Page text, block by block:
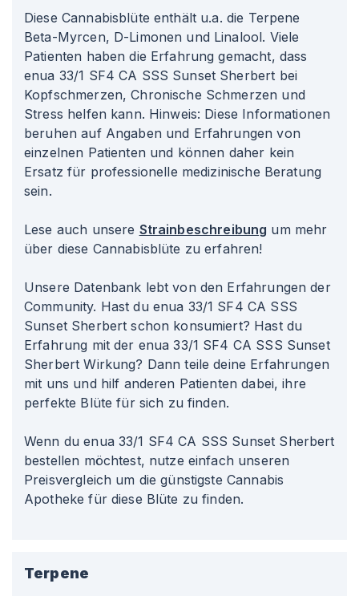
Diese Cannabisblüte enthält u.a. die Terpene
Beta-Myrcen, D-Limonen und Linalool. Viele
Patienten haben die Erfahrung gemacht, dass
enua 33/1 SF4 CA SSS Sunset Sherbert bei
Kopfschmerzen, Chronische Schmerzen und
Stress helfen kann. Hinweis: Diese Informationen
beruhen auf Angaben und Erfahrungen von
einzelnen Patienten und können daher kein
Ersatz für professionelle medizinische Beratung
sein.
Lese auch unsere Strainbeschreibung um mehr
über diese Cannabisblüte zu erfahren!
Unsere Datenbank lebt von den Erfahrungen der
Community. Hast du enua 33/1 SF4 CA SSS
Sunset Sherbert schon konsumiert? Hast du
Erfahrung mit der enua 33/1 SF4 CA SSS Sunset
Sherbert Wirkung? Dann teile deine Erfahrungen
mit uns und hilf anderen Patienten dabei, ihre
perfekte Blüte für sich zu finden.
Wenn du enua 33/1 SF4 CA SSS Sunset Sherbert
bestellen möchtest, nutze einfach unseren
Preisvergleich um die günstigste Cannabis
Apotheke für diese Blüte zu finden.
Terpene